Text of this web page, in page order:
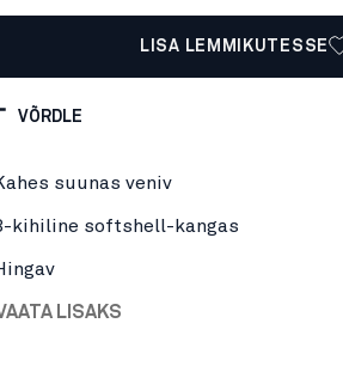
LISA LEMMIKUTESSE
VÕRDLE
suunas veniv
kihiline softshell-kangas
LISAKS